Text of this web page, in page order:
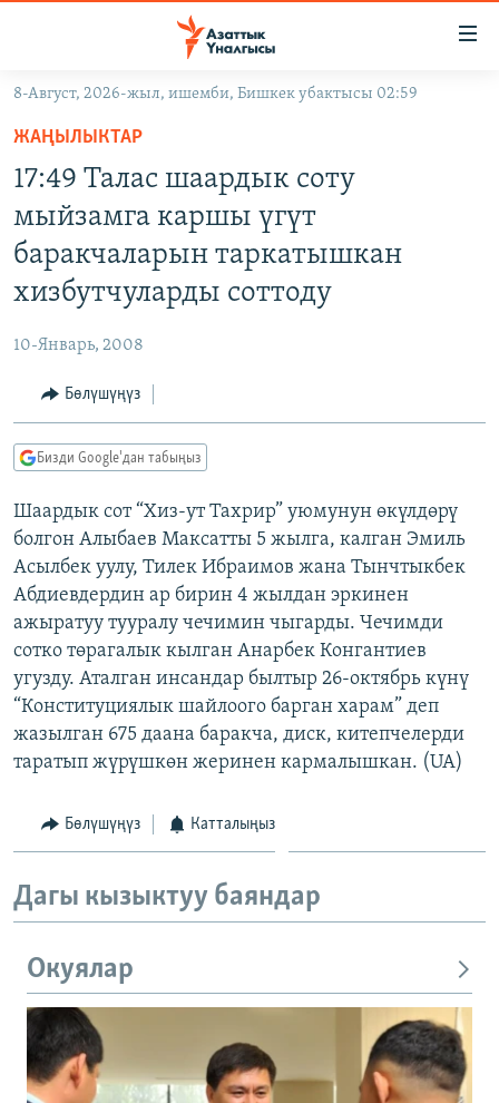
Навигацияга
өтүңүз
салыңыз
ЭКОНОМИКА
БОРБОР АЗИЯ
УКРАИНА
АТАЙЫН ИЛИКТӨӨ
БҮГҮН АЗАТТЫКТА
ЭКСПЕРТТЕР ТАЛДАЙТ
БИЗ ЖАНА ДҮЙНӨ
ЭЖЕ-СИҢДИЛЕР
АЗАТТЫК+
ЫҢГАЙСЫЗ СУРООЛОР
ПОДКАСТ
ӨЗГӨЧӨ ПИКИР
Русский
ОНЛАЙН ШЕРИНЕ
ЭЕ/АРнун бардык сайттары
8-Август, 2026-жыл, ишемби, Бишкек убактысы 02:59
ЖАҢЫЛЫКТАР
17:49 Талас шаардык соту
мыйзамга каршы үгүт
баракчаларын таркатышкан
хизбутчуларды соттоду
10-Январь, 2008
Бөлүшүңүз
Бизди Google'дан табыңыз
Шаардык сот “Хиз-ут Тахрир” уюмунун өкүлдөрү
болгон Алыбаев Максатты 5 жылга, калган Эмиль
Асылбек уулу, Тилек Ибраимов жана Тынчтыкбек
Абдиевдердин ар бирин 4 жылдан эркинен
ажыратуу тууралу чечимин чыгарды. Чечимди
сотко төрагалык кылган Анарбек Конгантиев
угузду. Аталган инсандар былтыр 26-октябрь күнү
“Конституциялык шайлоого барган харам” деп
жазылган 675 даана баракча, диск, китепчелерди
таратып жүрүшкөн жеринен кармалышкан. (UA)
Бөлүшүңүз Катталыңыз
Дагы кызыктуу баяндар
Окуялар